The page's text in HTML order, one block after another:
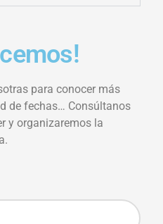
para conocer más
de fechas… Consúltanos
y organizaremos la